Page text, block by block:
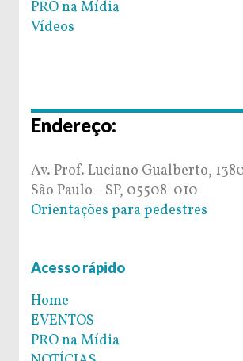
PRO na Mídia
Vídeos
Endereço:
Av. Prof. Luciano Gualberto,
São Paulo - SP, 05508-010
Orientações para pedestres
Acesso rápido
Home
EVENTOS
PRO na Mídia